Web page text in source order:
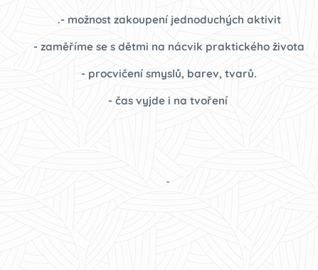
.- možnost zakoupení jednoduchých aktivit
- zaměříme se s dětmi na nácvik praktického života
- procvičení smyslů, barev, tvarů.
- čas vyjde i na tvoření
-